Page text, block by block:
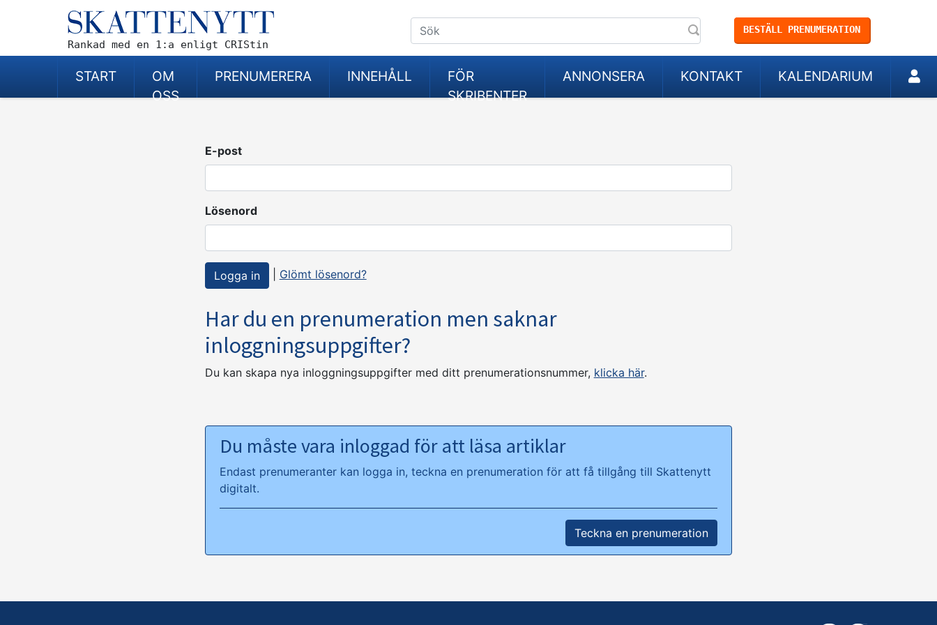
Rankad med en 1:a enligt CRIStin
BESTÄLL PRENUMERATION
START
OM
OSS
PRENUMERERA INNEHÅLL
FÖR
SKRIBENTER
ANNONSERA KONTAKT KALENDARIUM
E-post
Lösenord
Glömt lösenord?
Har du en prenumeration men saknar
inloggningsuppgifter?
Du kan skapa nya inloggningsuppgifter med ditt prenumerationsnummer, klicka här.
Du måste vara inloggad för att läsa artiklar
Endast prenumeranter kan logga in, teckna en prenumeration för att få tillgång till Skattenytt
digitalt.
Teckna en prenumeration